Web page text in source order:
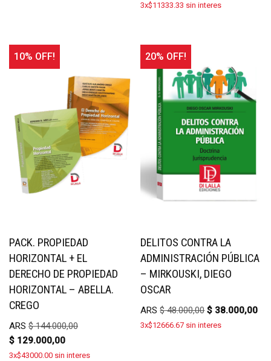
3x$11333.33 sin interes
10% OFF!
PACK. PROPIEDAD
HORIZONTAL + EL
DERECHO DE PROPIEDAD
HORIZONTAL – ABELLA.
CREGO
ARS $144.000,00
$ 129.000,00
3x$43000.00 sin interes
20% OFF!
DELITOS CONTRA LA
ADMINISTRACIÓN PÚBLICA
– MIRKOUSKI, DIEGO
OSCAR
ARS$48.000,00 $ 38.000,00
3x$12666.67 sin interes